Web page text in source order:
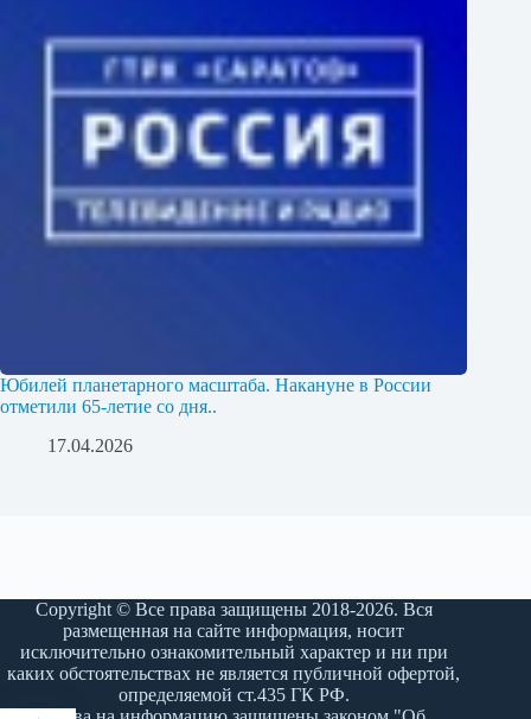
Юбилей планетарного масштаба. Накануне в России
отметили 65-летие со дня..
17.04.2026
Copyright © Все права защищены 2018-2026. Вся
размещенная на сайте информация, носит
исключительно ознакомительный характер и ни при
каких обстоятельствах не является публичной офертой,
определяемой ст.435 ГК РФ.